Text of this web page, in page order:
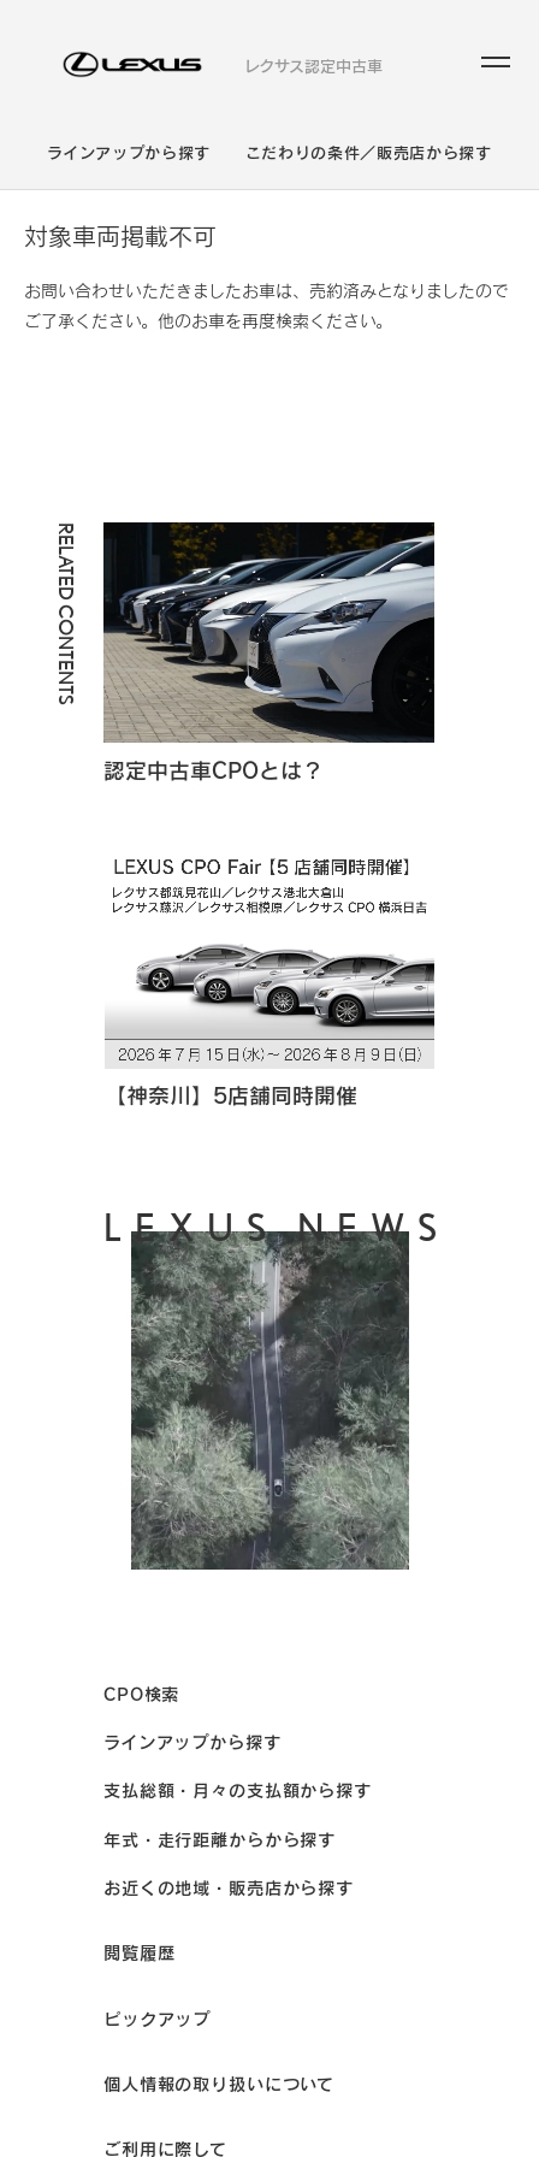
レクサス認定中古車
ラインアップから探す こだわりの条件／販売店から探す
対象車両掲載不可
お問い合わせいただきましたお車は、売約済みとなりましたので
ご了承ください。他のお車を再度検索ください。
RELATED CONTENTS
認定中古車CPOとは？
【神奈川】5店舗同時開催
LEXUS NEWS
CPO検索
ラインアップから探す
支払総額・月々の支払額から探す
年式・走行距離からから探す
お近くの地域・販売店から探す
閲覧履歴
ピックアップ
個人情報の取り扱いについて
ご利用に際して